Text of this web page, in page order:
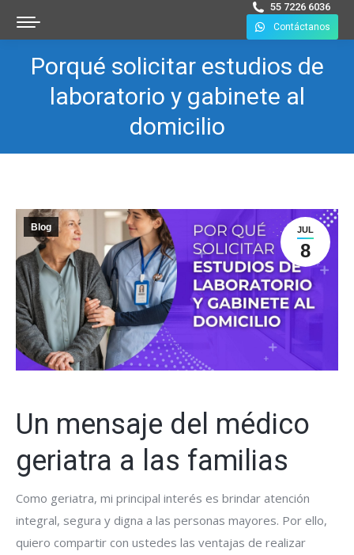
55 7226 6036
Contáctanos
Porqué solicitar estudios de
laboratorio y gabinete al
domicilio
JUL
8
Blog
Un mensaje del médico
geriatra a las familias
Como geriatra, mi principal interés es brindar atención
integral, segura y digna a las personas mayores. Por ello,
quiero compartir con ustedes las ventajas de realizar